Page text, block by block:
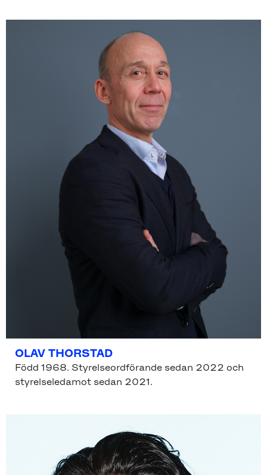
OLAV THORSTAD
Född 1968. Styrelseordförande sedan 2022 och
styrelseledamot sedan 2021.